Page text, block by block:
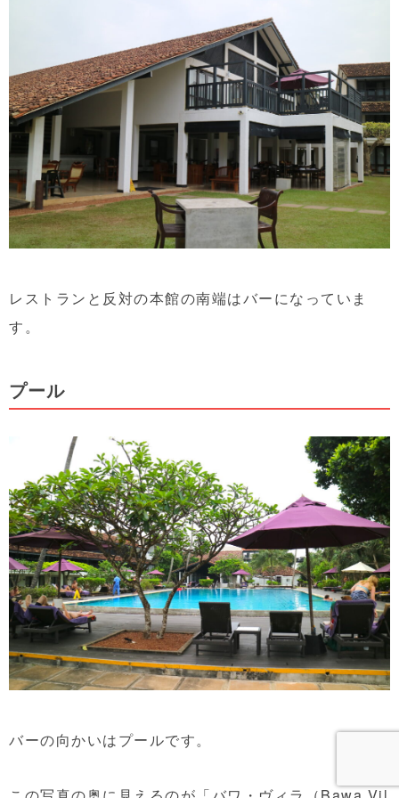
レストランと反対の本館の南端はバーになっていま
す。
プール
バーの向かいはプールです。